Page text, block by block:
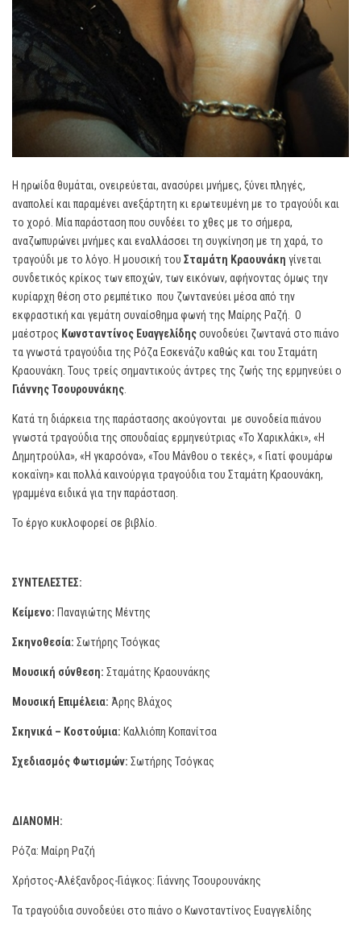
Η ηρωίδα θυμάται, ονειρεύεται, ανασύρει μνήμες, ξύνει πληγές,
αναπολεί και παραμένει ανεξάρτητη κι ερωτευμένη με το τραγούδι και
το χορό. Μία παράσταση που συνδέει το χθες με το σήμερα,
αναζωπυρώνει μνήμες και εναλλάσσει τη συγκίνηση με τη χαρά, το
τραγούδι με το λόγο. Η μουσική του Σταμάτη Κραουνάκη γίνεται
συνδετικός κρίκος των εποχών, των εικόνων, αφήνοντας όμως την
κυρίαρχη θέση στο ρεμπέτικο που ζωντανεύει μέσα από την
εκφραστική και γεμάτη συναίσθημα φωνή της Μαίρης Ραζή. Ο
μαέστρος Κωνσταντίνος Ευαγγελίδηςσυνοδεύει ζωντανά στο πιάνο
τα γνωστά τραγούδια της Ρόζα Εσκενάζυ καθώς και του Σταμάτη
Κραουνάκη. Τους τρείς σημαντικούς άντρες της ζωής της ερμηνεύει ο
Γιάννης Τσουρουνάκης
Κατά τη διάρκεια της παράστασης ακούγονται με συνοδεία πιάνου
γνωστά τραγούδια της σπουδαίας ερμηνεύτριας «Το Χαρικλάκι», «Η
Δημητρούλα», «Η γκαρσόνα», «Του Μάνθου ο τεκές», « Γιατί φουμάρω
κοκαΐνη» και πολλά καινούργια τραγούδια του Σταμάτη Κραουνάκη,
γραμμένα ειδικά για την παράσταση.
Το έργο κυκλοφορεί σε βιβλίο.
ΣΥΝΤΕΛΕΣΤΕΣ:
Κείμενο: Παναγιώτης Μέντης
Σκηνοθεσία: Σωτήρης Τσόγκας
Μουσική σύνθεση: Σταμάτης Κραουνάκης
Μουσική Επιμέλεια: Άρης Βλάχος
Σκηνικά – Κοστούμια: Καλλιόπη Κοπανίτσα
Σχεδιασμός Φωτισμών: Σωτήρης Τσόγκας
ΔΙΑΝΟΜΗ:
Ρόζα: Μαίρη Ραζή
Χρήστος-Αλέξανδρος-Γιάγκος: Γιάννης Τσουρουνάκης
Τα τραγούδια συνοδεύει στο πιάνο ο Κωνσταντίνος Ευαγγελίδης